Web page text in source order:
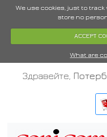
We use cookies, just to
store no
ACCEPT
What are
Здравейте,